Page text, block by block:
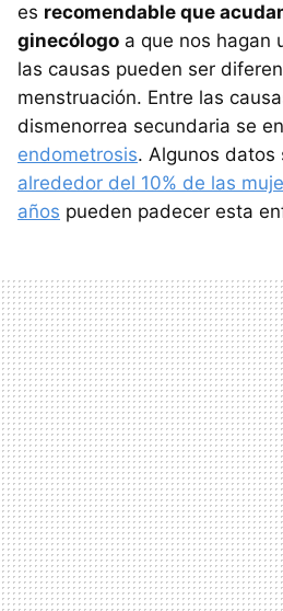
es recomendable que
ginecólogo a que nos hagan
las causas pueden ser
menstruación. Entre las
dismenorrea secundaria se
endometrosis. Algunos datos
alrededor del 10% de las
años pueden padecer esta